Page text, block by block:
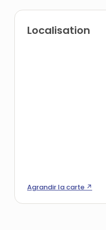
Localisation
Agrandir la carte ↗